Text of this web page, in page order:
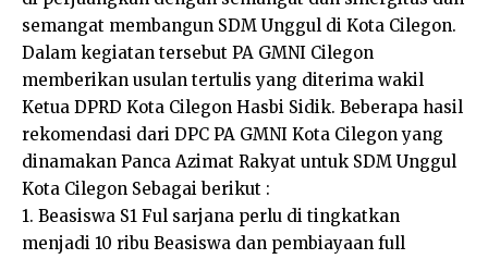
semangat membangun SDM Unggul di Kota Cilegon.
Dalam kegiatan tersebut PA GMNI Cilegon
memberikan usulan tertulis yang diterima wakil
Ketua DPRD Kota Cilegon Hasbi Sidik. Beberapa hasil
rekomendasi dari DPC PA GMNI Kota Cilegon yang
dinamakan Panca Azimat Rakyat untuk SDM Unggul
Kota Cilegon Sebagai berikut :
1. Beasiswa S1 Ful sarjana perlu di tingkatkan
menjadi 10 ribu Beasiswa dan pembiayaan full